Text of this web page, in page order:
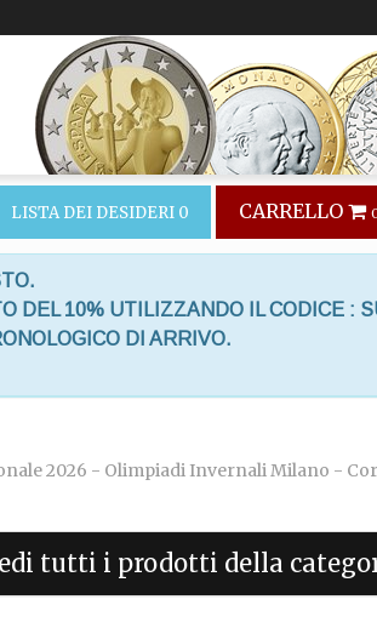
LISTA DEI DESIDERI 0 CARRELLO
DEL 10% UTILIZZANDO IL CODICE :
DI ARRIVO.
2026 - Olimpiadi Invernali Milano -
tutti i prodotti della